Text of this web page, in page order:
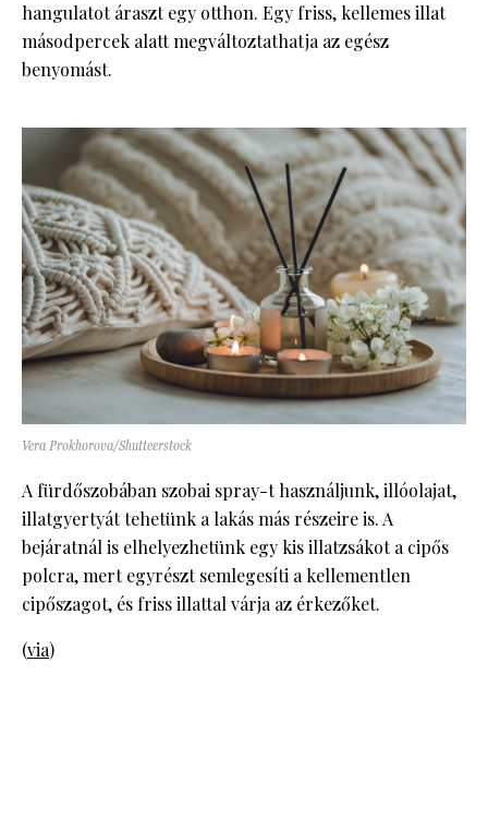
hangulatot áraszt egy otthon. Egy friss, kellemes illat
másodpercek alatt megváltoztathatja az egész
benyomást.
Vera Prokhorova/Shutteerstock
A fürdőszobában szobai spray-t használjunk, illóolajat,
illatgyertyát tehetünk a lakás más részeire is. A
bejáratnál is elhelyezhetünk egy kis illatzsákot a cipős
polcra, mert egyrészt semlegesíti a kellementlen
cipőszagot, és friss illattal várja az érkezőket.
(via)